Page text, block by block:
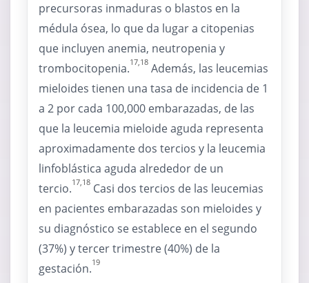
precursoras inmaduras o blastos en la
médula ósea, lo que da lugar a citopenias
que incluyen anemia, neutropenia y
trombocitopenia.17,18 Además, las leucemias
mieloides tienen una tasa de incidencia de 1
a 2 por cada 100,000 embarazadas, de las
que la leucemia mieloide aguda representa
aproximadamente dos tercios y la leucemia
linfoblástica aguda alrededor de un
tercio.17,18 Casi dos tercios de las leucemias
en pacientes embarazadas son mieloides y
su diagnóstico se establece en el segundo
(37%) y tercer trimestre (40%) de la
gestación.19